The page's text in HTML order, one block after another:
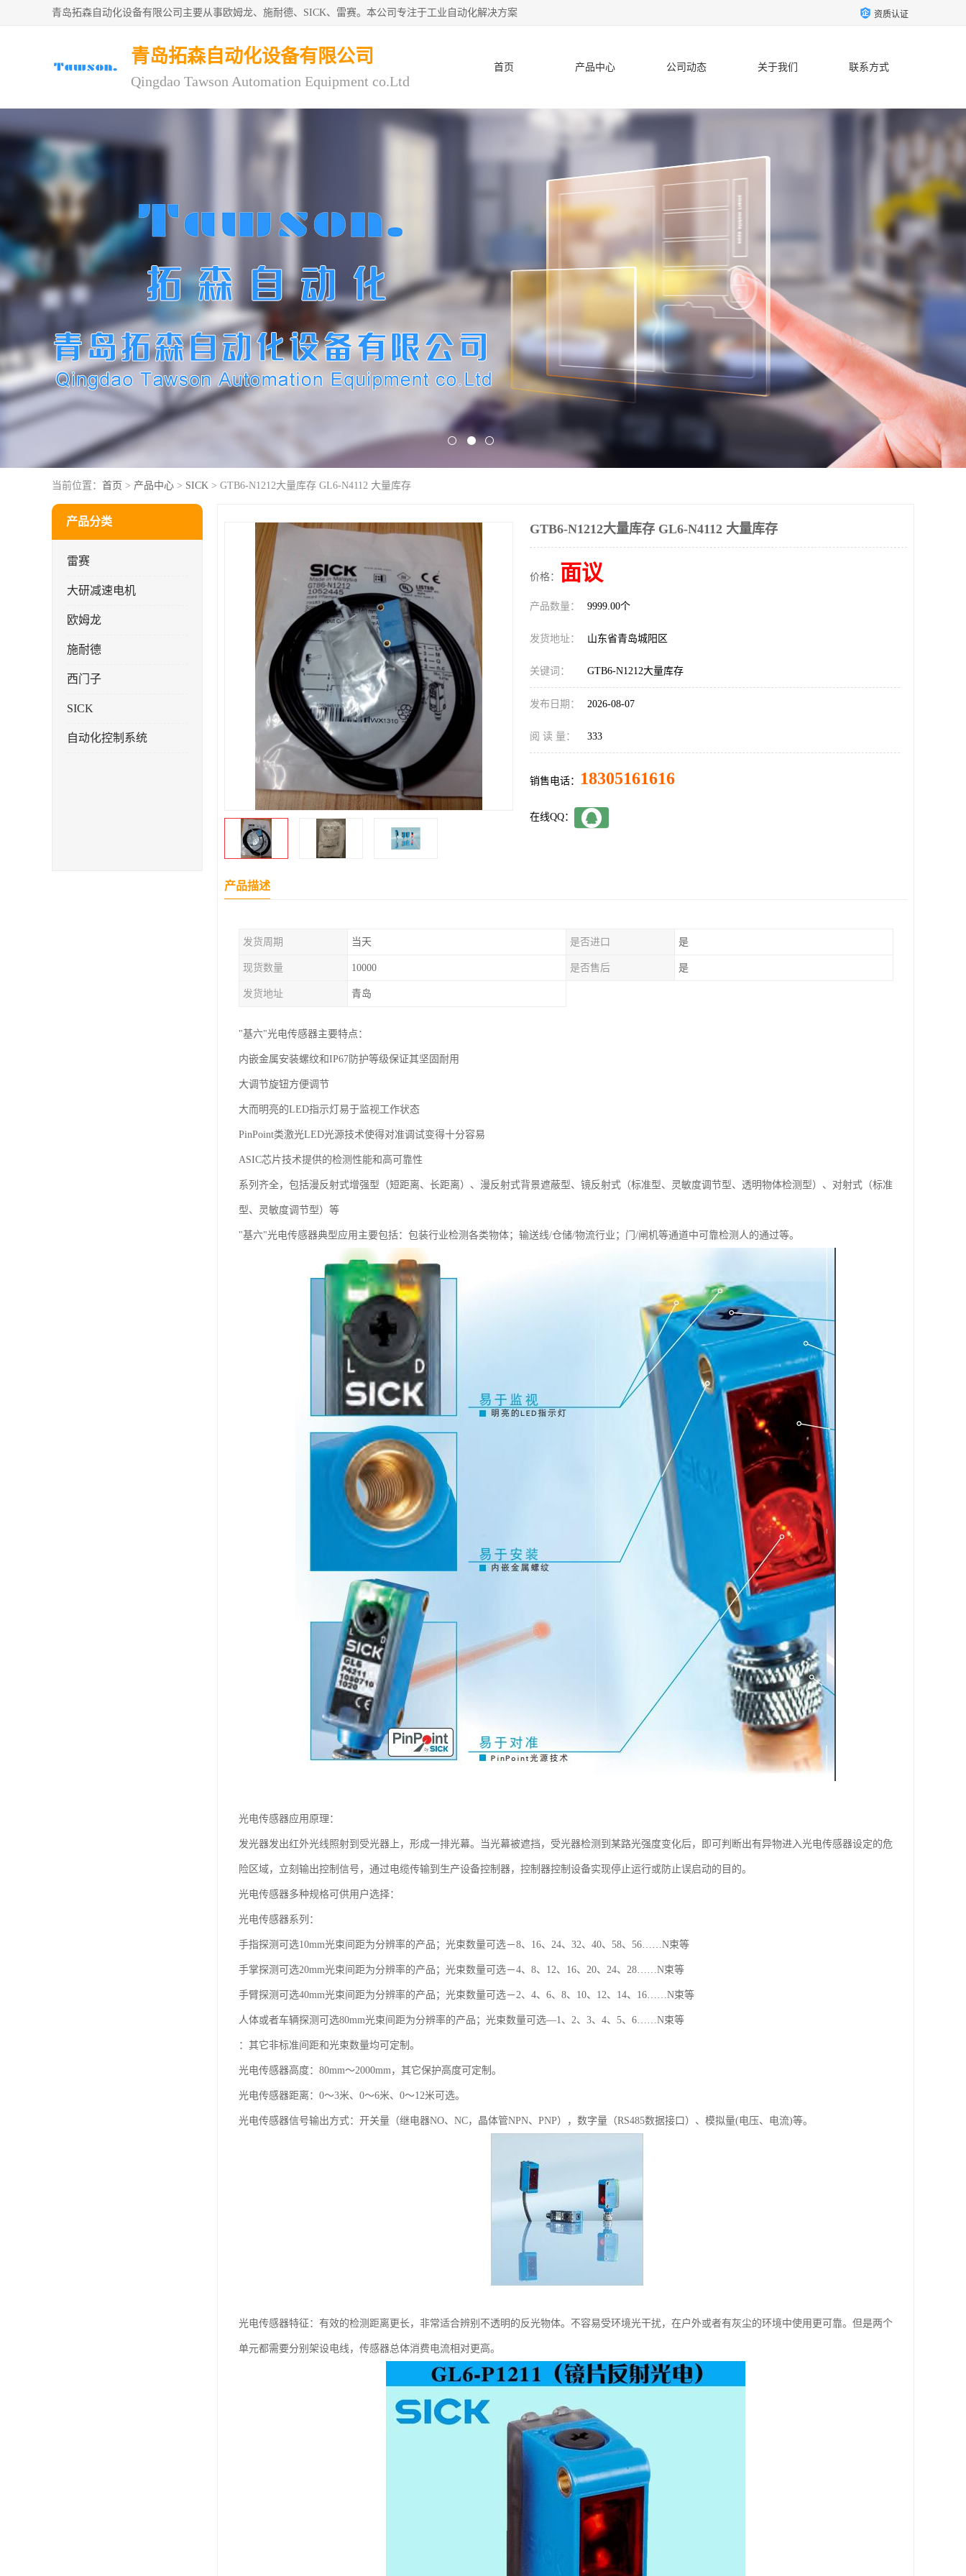
青岛拓森自动化设备有限公司主要从事欧姆龙、施耐德、SICK、雷赛。本公司专注于工业自动化解决方案 资质认证
青岛拓森自动化设备有限公司
Qingdao Tawson Automation Equipment co.Ltd
首页 产品中心 公司动态 关于我们 联系方式
当前位置： 首页 > 产品中心 > SICK > GTB6-N1212大量库存 GL6-N4112 大量库存
产品分类
雷赛
大研减速电机
欧姆龙
施耐德
西门子
SICK
自动化控制系统
GTB6-N1212大量库存 GL6-N4112 大量库存
价格： 面议
产品数量： 9999.00个
发货地址： 山东省青岛城阳区
关键词： GTB6-N1212大量库存
发布日期： 2026-08-07
阅 读 量： 333
销售电话： 18305161616
在线QQ：
产品描述
发货周期 当天 是否进口 是
现货数量 10000 是否售后 是
发货地址 青岛
"基六"光电传感器主要特点：
内嵌金属安装螺纹和IP67防护等级保证其坚固耐用
大调节旋钮方便调节
大而明亮的LED指示灯易于监视工作状态
PinPoint类激光LED光源技术使得对准调试变得十分容易
ASIC芯片技术提供的检测性能和高可靠性
系列齐全，包括漫反射式增强型（短距离、长距离）、漫反射式背景遮蔽型、镜反射式（标准型、灵敏度调节型、透明物体检测型）、对射式（标准
型、灵敏度调节型）等
"基六"光电传感器典型应用主要包括：包装行业检测各类物体；输送线/仓储/物流行业；门/闸机等通道中可靠检测人的通过等。
光电传感器应用原理：
发光器发出红外光线照射到受光器上，形成一排光幕。当光幕被遮挡，受光器检测到某路光强度变化后，即可判断出有异物进入光电传感器设定的危
险区域，立刻输出控制信号，通过电缆传输到生产设备控制器，控制器控制设备实现停止运行或防止误启动的目的。
光电传感器多种规格可供用户选择：
光电传感器系列：
手指探测可选10mm光束间距为分辨率的产品；光束数量可选－8、16、24、32、40、58、56……N束等
手掌探测可选20mm光束间距为分辨率的产品；光束数量可选－4、8、12、16、20、24、28……N束等
手臂探测可选40mm光束间距为分辨率的产品；光束数量可选－2、4、6、8、10、12、14、16……N束等
人体或者车辆探测可选80mm光束间距为分辨率的产品；光束数量可选—1、2、3、4、5、6……N束等
：其它非标准间距和光束数量均可定制。
光电传感器高度：80mm～2000mm，其它保护高度可定制。
光电传感器距离：0～3米、0～6米、0～12米可选。
光电传感器信号输出方式：开关量（继电器NO、NC，晶体管NPN、PNP），数字量（RS485数据接口）、模拟量(电压、电流)等。
光电传感器特征：有效的检测距离更长，非常适合辨别不透明的反光物体。不容易受环境光干扰，在户外或者有灰尘的环境中使用更可靠。但是两个
单元都需要分别架设电线，传感器总体消费电流相对更高。